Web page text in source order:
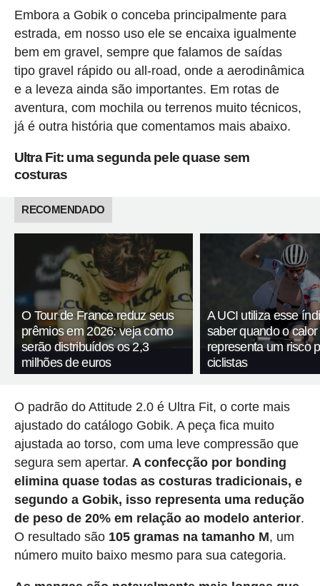
Embora a Gobik o conceba principalmente para
estrada, em nosso uso ele se encaixa igualmente
bem em gravel, sempre que falamos de saídas
tipo gravel rápido ou all-road, onde a aerodinâmica
e a leveza ainda são importantes. Em rotas de
aventura, com mochila ou terrenos muito técnicos,
já é outra história que comentamos mais abaixo.
Ultra Fit: uma segunda pele quase sem
costuras
RECOMENDADO
O Tour de France reduz seus
prêmios em 2026: veja como
serão distribuídos os 2,3
milhões de euros
A UCI utiliza esse
saber quando o calor
representa um risco
ciclistas
O padrão do Attitude 2.0 é Ultra Fit, o corte mais
ajustado do catálogo Gobik. A peça fica muito
ajustada ao torso, com uma leve compressão que
segura sem apertar. A confecção por bonding
elimina quase todas as costuras tradicionais, e
segundo a Gobik, isso representa uma redução
de peso de 20% em relação ao modelo anterior.
O resultado são 105 gramas na tamanho M, um
número muito baixo mesmo para sua categoria.